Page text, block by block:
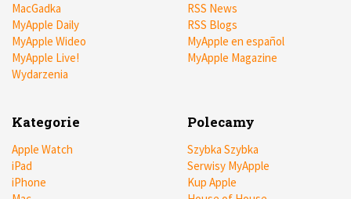
MacGadka
MyApple Daily
MyApple Wideo
MyApple Live!
Wydarzenia
RSS News
RSS Blogs
MyApple en español
MyApple Magazine
Kategorie
Apple Watch
iPad
iPhone
Polecamy
Szybka Szybka
Serwisy MyApple
Kup Apple